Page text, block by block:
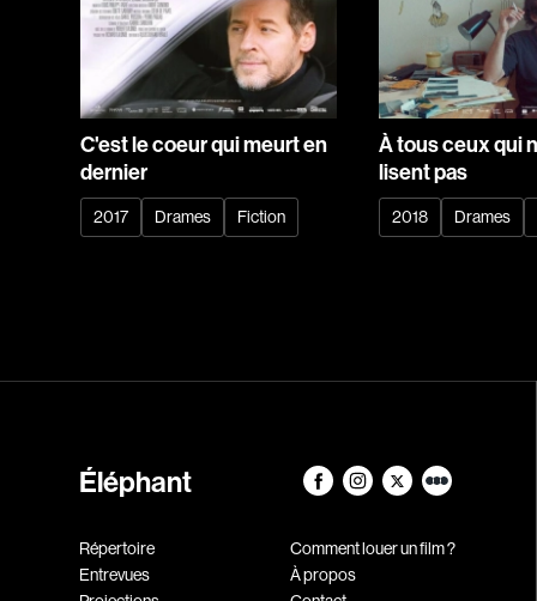
C'est le coeur qui meurt en
dernier
2017 Drames Fiction
À tous ceux qui
lisent pas
2018 Drames
Éléphant
Répertoire
Entrevues
Comment louer un film ?
À propos